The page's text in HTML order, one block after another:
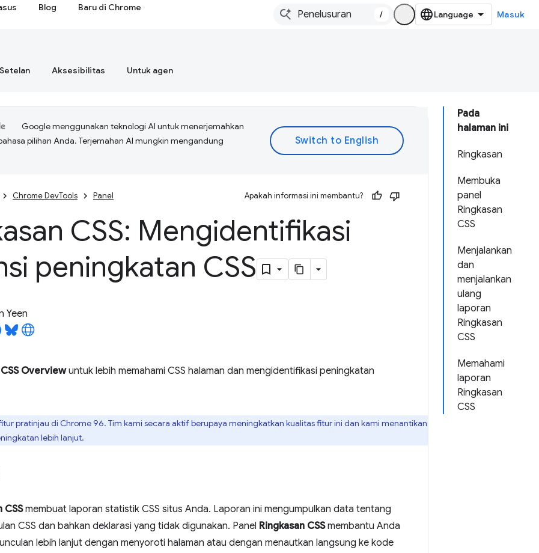
Blog Baru di Chrome
/ Masuk
Setelan Aksesibilitas Untuk agen
Pada
halaman ini
Ringkasan
Membuka
panel
Ringkasan
CSS
Menjalankan
dan
menjalankan
ulang
laporan
Ringkasan
CSS
Memahami
laporan
Ringkasan
CSS
Google menggunakan teknologi AI untuk menerjemahkan
pilihan Anda. Terjemahan AI mungkin mengandung
Chrome DevTools Panel Apakah informasi ini membantu?
CSS: Mengidentifikasi
peningkatan CSS
Yeen
CSS Overviewuntuk lebih memahami CSS halaman dan mengidentifikasi peningkatan
pratinjau di Chrome 96. Tim kami secara aktif berupaya meningkatkan kualitas fitur ini dan kami menantikan
lebih lanjut.
CSSmembuat laporan statistik CSS situs Anda. Laporan ini mengumpulkan data tentang
CSS dan bahkan deklarasi yang tidak digunakan. Panel Ringkasan CSSmembantu Anda
lebih lanjut dengan menyoroti halaman atau dengan menautkan langsung ke kode